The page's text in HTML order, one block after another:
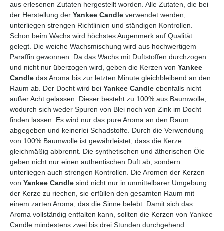
aus erlesenen Zutaten hergestellt worden. Alle Zutaten, die bei
der Herstellung der Yankee Candle verwendet werden,
unterliegen strengen Richtlinien und ständigen Kontrollen.
Schon beim Wachs wird höchstes Augenmerk auf Qualität
gelegt. Die weiche Wachsmischung wird aus hochwertigem
Paraffin gewonnen. Da das Wachs mit Duftstoffen durchzogen
und nicht nur überzogen wird, geben die Kerzen von Yankee
Candle das Aroma bis zur letzten Minute gleichbleibend an den
Raum ab. Der Docht wird bei Yankee Candle ebenfalls nicht
außer Acht gelassen. Dieser besteht zu 100% aus Baumwolle,
wodurch sich weder Spuren von Blei noch von Zink im Docht
finden lassen. Es wird nur das pure Aroma an den Raum
abgegeben und keinerlei Schadstoffe. Durch die Verwendung
von 100% Baumwolle ist gewährleistet, dass die Kerze
gleichmäßig abbrennt. Die synthetischen und ätherischen Öle
geben nicht nur einen authentischen Duft ab, sondern
unterliegen auch strengen Kontrollen. Die Aromen der Kerzen
von Yankee Candle sind nicht nur in unmittelbarer Umgebung
der Kerze zu riechen, sie erfüllen den gesamten Raum mit
einem zarten Aroma, das die Sinne belebt. Damit sich das
Aroma vollständig entfalten kann, sollten die Kerzen von Yankee
Candle mindestens zwei bis drei Stunden durchgehend